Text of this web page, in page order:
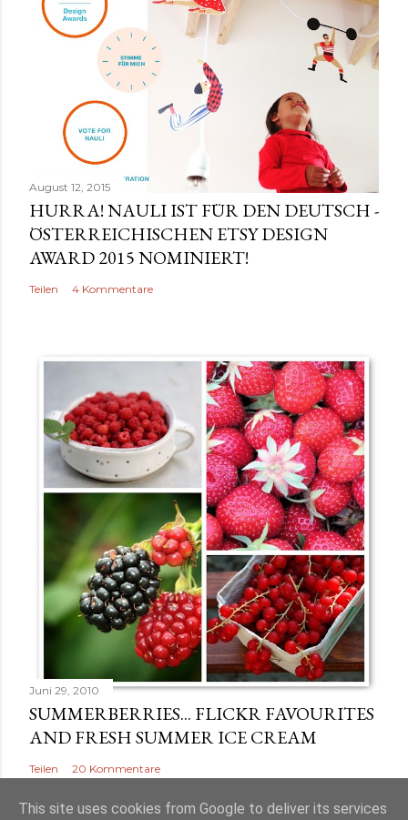
r
ö
f
f
e
August 12, 2015
HURRA! NAULI IST FÜR DEN DEUTSCH -
ÖSTERREICHISCHEN ETSY DESIGN
AWARD 2015 NOMINIERT!
Teilen 4 Kommentare
Juni 29, 2010
SUMMERBERRIES... FLICKR FAVOURITES
AND FRESH SUMMER ICE CREAM
Teilen 20 Kommentare
This site uses cookies from Google to deliver its services